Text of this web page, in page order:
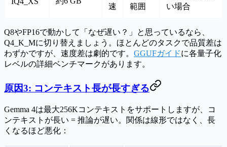
速
範囲
い場合
Q8やFP16で動かして「なぜ遅い？」と思っているなら、
Q4_K_Mに切り替えましょう。ほとんどのタスクで品質差は
わずかですが、速度差は劇的です。 GGUFガイドに各量子化
レベルの詳細ベンチマークがあります。
原因3: コンテキスト長が長すぎる
Gemma 4は最大256Kコンテキストをサポートしますが、コ
ンテキストが長い = 推論が遅い。関係は線形ではなく、長
くなるほど悪化：